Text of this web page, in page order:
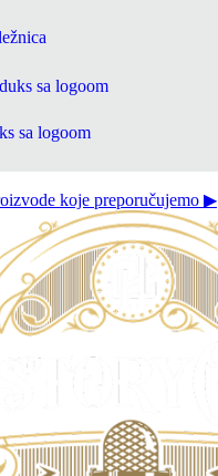
sa logoom
koje preporučujemo ▶